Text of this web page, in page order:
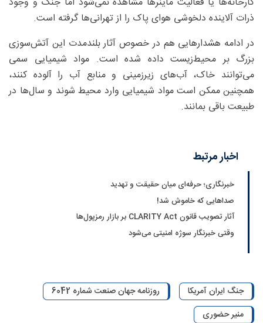
ذرات آلاینده دلخوشی هوای پاک را از تهرانی‌ها گرفته است.
در ادامه هشدارهایی هم در خصوص آثار بلندمدت این آتش‌سوزی
بزرگ بر محیط‌زیست داده شده است. مواد شیمیایی سمی
می‌توانند خاک، آب‌های زیرزمینی و منابع آب را آلوده کنند،
همچنین ممکن است مواد شیمیایی وارد محیط شوند و سال‌‌ها در
طبیعت باقی بمانند.
اخبار مرتبط
خبرنگاری؛ حرفه‌ای میان حقیقت و تهدید
صداهایی که خاموش شد!
آثار تصویب قانون CLARITY Act بر بازار رمزپول‌ها
وقتی خبرنگار سوژه امنیتی می‌شود
جنگ ایران آمریکا
روزنامه جهان صنعت شماره 6042
منیر حضوری